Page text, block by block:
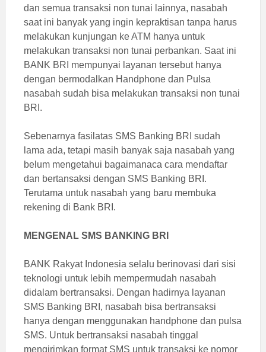
dan semua transaksi non tunai lainnya, nasabah
saat ini banyak yang ingin kepraktisan tanpa harus
melakukan kunjungan ke ATM hanya untuk
melakukan transaksi non tunai perbankan. Saat ini
BANK BRI mempunyai layanan tersebut hanya
dengan bermodalkan Handphone dan Pulsa
nasabah sudah bisa melakukan transaksi non tunai
BRI.
Sebenarnya fasilatas SMS Banking BRI sudah
lama ada, tetapi masih banyak saja nasabah yang
belum mengetahui bagaimanaca cara mendaftar
dan bertansaksi dengan SMS Banking BRI.
Terutama untuk nasabah yang baru membuka
rekening di Bank BRI.
MENGENAL SMS BANKING BRI
BANK Rakyat Indonesia selalu berinovasi dari sisi
teknologi untuk lebih mempermudah nasabah
didalam bertransaksi. Dengan hadirnya layanan
SMS Banking BRI, nasabah bisa bertransaksi
hanya dengan menggunakan handphone dan pulsa
SMS. Untuk bertransaksi nasabah tinggal
mengirimkan format SMS untuk transaksi ke nomor